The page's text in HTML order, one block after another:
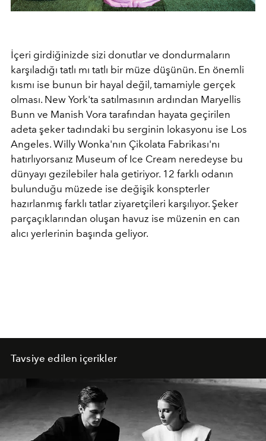
İçeri girdiğinizde sizi donutlar ve dondurmaların
karşıladığı tatlı mı tatlı bir müze düşünün. En önemli
kısmı ise bunun bir hayal değil, tamamiyle gerçek
olması. New York'ta satılmasının ardından Maryellis
Bunn ve Manish Vora tarafından hayata geçirilen
adeta şeker tadındaki bu serginin lokasyonu ise Los
Angeles. Willy Wonka'nın Çikolata Fabrikası'nı
hatırlıyorsanız Museum of Ice Cream neredeyse bu
dünyayı gezilebiler hala getiriyor. 12 farklı odanın
bulunduğu müzede ise değişik konspterler
hazırlanmış farklı tatlar ziyaretçileri karşılıyor. Şeker
parçaçıklarından oluşan havuz ise müzenin en can
alıcı yerlerinin başında geliyor.
Tavsiye edilen içerikler